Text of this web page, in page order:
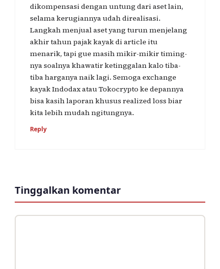
dikompensasi dengan untung dari aset lain,
selama kerugiannya udah direalisasi.
Langkah menjual aset yang turun menjelang
akhir tahun pajak kayak di article itu
menarik, tapi gue masih mikir-mikir timing-
nya soalnya khawatir ketinggalan kalo tiba-
tiba harganya naik lagi. Semoga exchange
kayak Indodax atau Tokocrypto ke depannya
bisa kasih laporan khusus realized loss biar
kita lebih mudah ngitungnya.
Reply
Tinggalkan komentar
Komentar
Nama
Surel
Situs